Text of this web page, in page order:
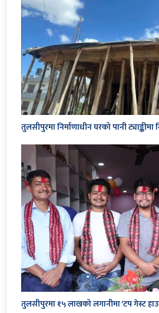
तुलसीपुरमा निर्माणाधीन घरको पानी
तुलसीपुरमा १५ लाखको लगानीमा ‘टप गेस्ट